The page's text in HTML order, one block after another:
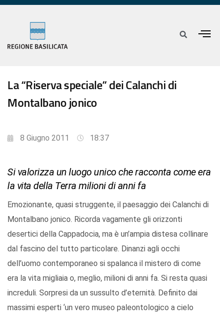
La “Riserva speciale” dei Calanchi di
Montalbano jonico
8 Giugno 2011 18:37
Si valorizza un luogo unico che racconta come era
la vita della Terra milioni di anni fa
Emozionante, quasi struggente, il paesaggio dei Calanchi di
Montalbano jonico. Ricorda vagamente gli orizzonti
desertici della Cappadocia, ma è un’ampia distesa collinare
dal fascino del tutto particolare. Dinanzi agli occhi
dell’uomo contemporaneo si spalanca il mistero di come
era la vita migliaia o, meglio, milioni di anni fa. Si resta quasi
increduli. Sorpresi da un sussulto d’eternità. Definito dai
massimi esperti ‘un vero museo paleontologico a cielo